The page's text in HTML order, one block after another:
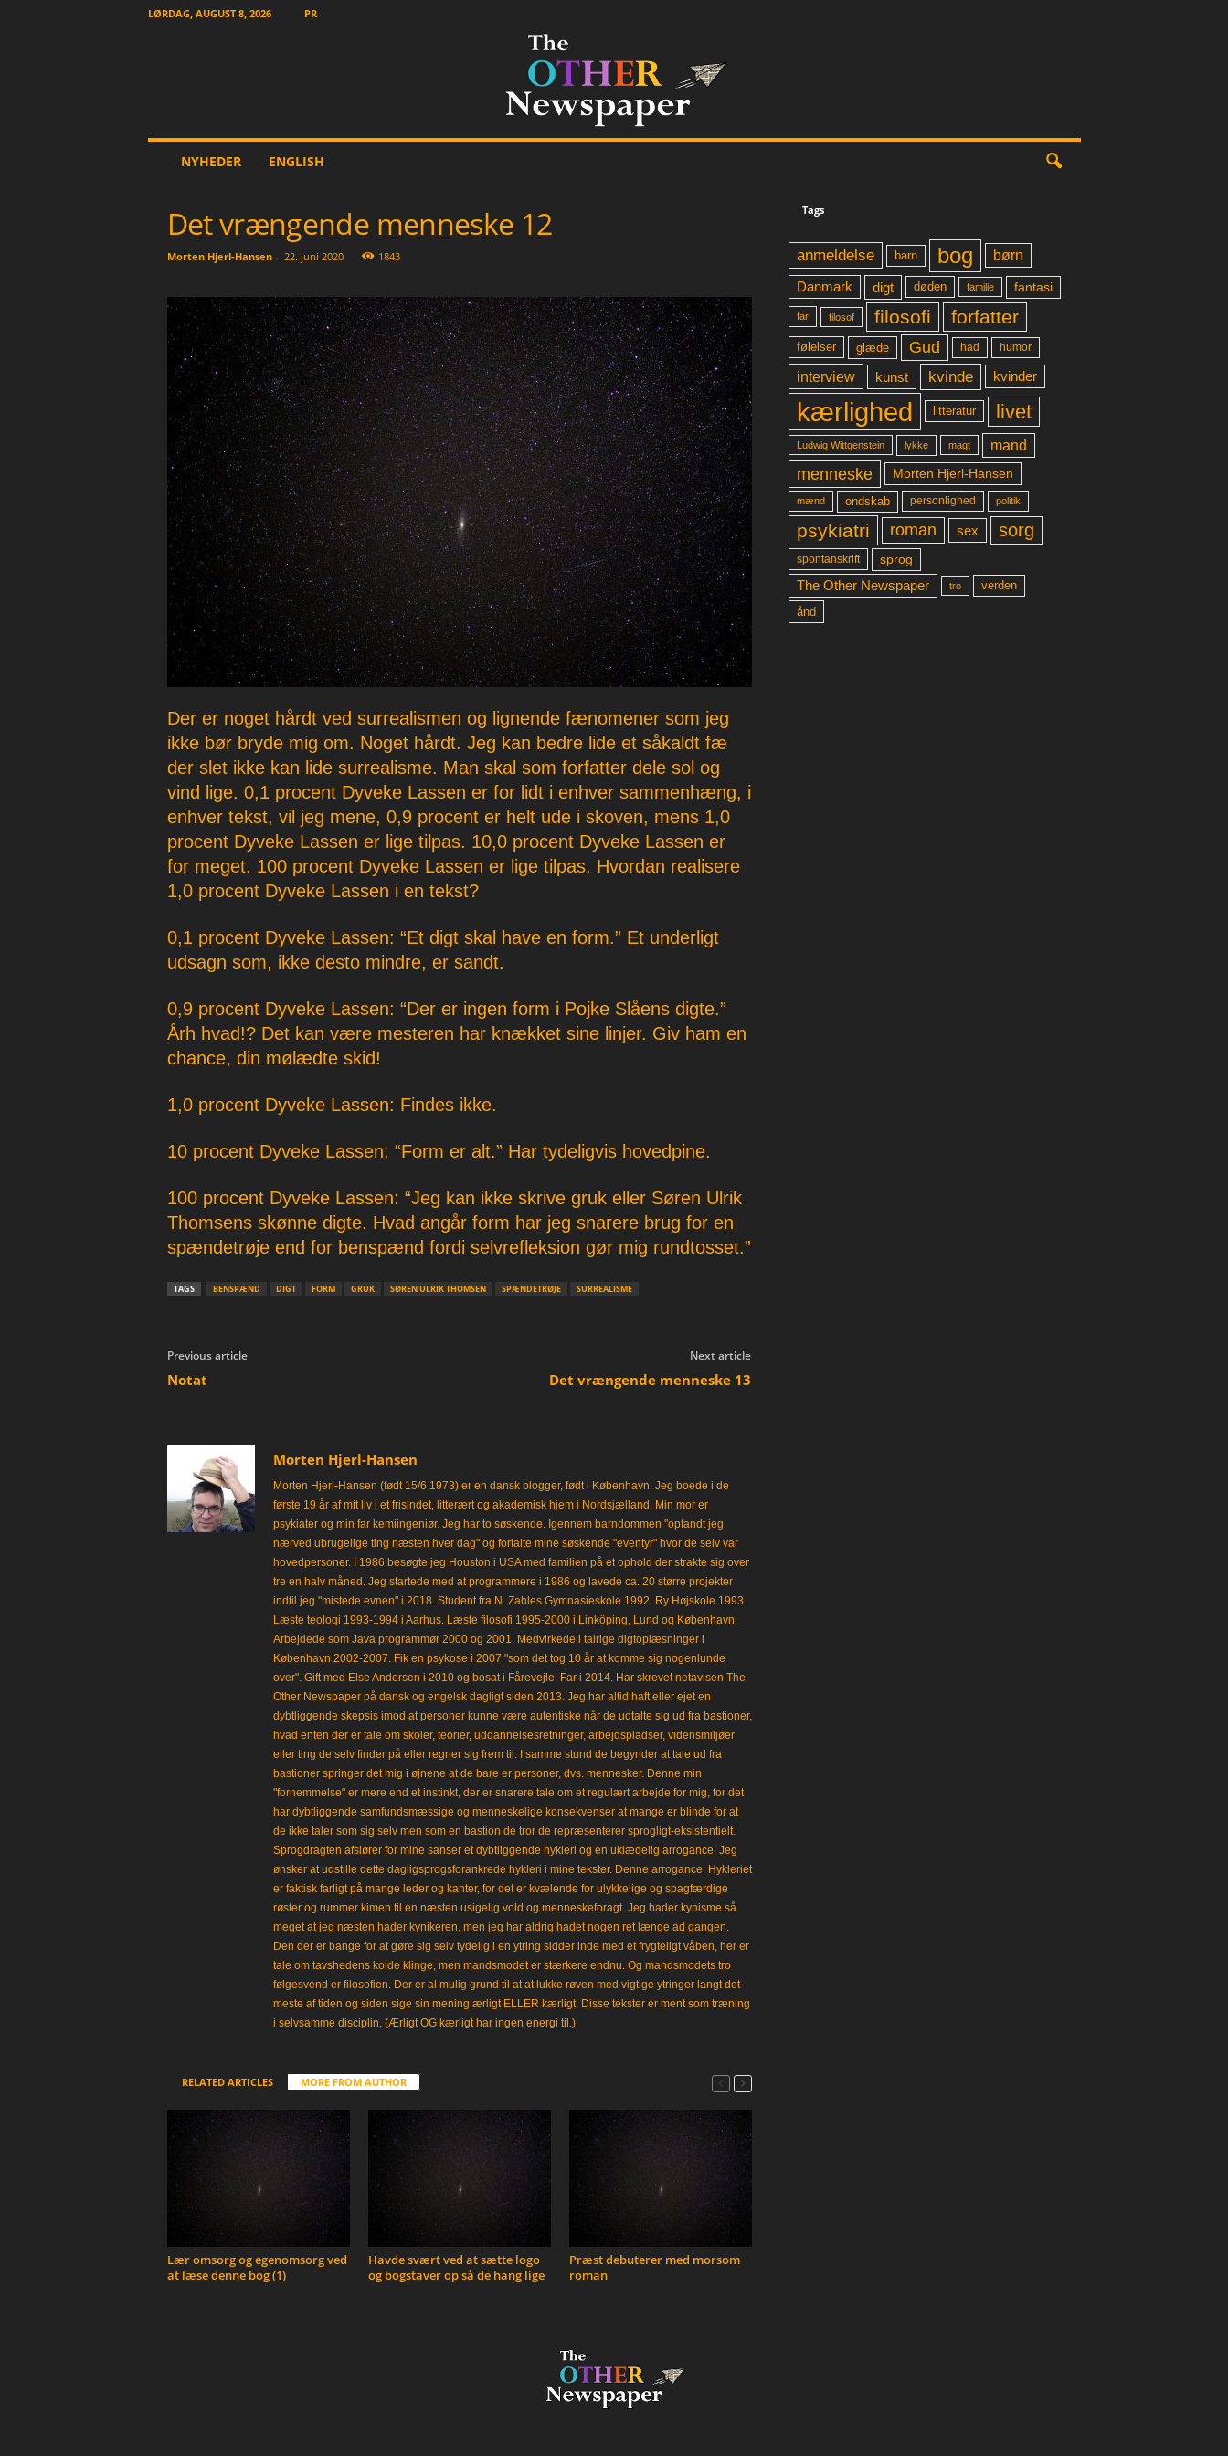
LØRDAG, AUGUST 8, 2026 PR
NYHEDER ENGLISH
Det vrængende menneske 12
Morten Hjerl-Hansen- 22. juni 2020 1843
Der er noget hårdt ved surrealismen og lignende fænomener som jeg
ikke bør bryde mig om. Noget hårdt. Jeg kan bedre lide et såkaldt fæ
der slet ikke kan lide surrealisme. Man skal som forfatter dele sol og
vind lige. 0,1 procent Dyveke Lassen er for lidt i enhver sammenhæng, i
enhver tekst, vil jeg mene, 0,9 procent er helt ude i skoven, mens 1,0
procent Dyveke Lassen er lige tilpas. 10,0 procent Dyveke Lassen er
for meget. 100 procent Dyveke Lassen er lige tilpas. Hvordan realisere
1,0 procent Dyveke Lassen i en tekst?
0,1 procent Dyveke Lassen: “Et digt skal have en form.” Et underligt
udsagn som, ikke desto mindre, er sandt.
0,9 procent Dyveke Lassen: “Der er ingen form i Pojke Slåens digte.”
Årh hvad!? Det kan være mesteren har knækket sine linjer. Giv ham en
chance, din mølædte skid!
1,0 procent Dyveke Lassen: Findes ikke.
10 procent Dyveke Lassen: “Form er alt.” Har tydeligvis hovedpine.
100 procent Dyveke Lassen: “Jeg kan ikke skrive gruk eller Søren Ulrik
Thomsens skønne digte. Hvad angår form har jeg snarere brug for en
spændetrøje end for benspænd fordi selvrefleksion gør mig rundtosset.”
TAGS BENSPÆND DIGT FORM GRUK SØREN ULRIK THOMSEN SPÆNDETRØJE SURREALISME
Previous article
Notat
Next article
Det vrængende menneske 13
Morten Hjerl-Hansen
Morten Hjerl-Hansen (født 15/6 1973) er en dansk blogger, født i København. Jeg boede i de
første 19 år af mit liv i et frisindet, litterært og akademisk hjem i Nordsjælland. Min mor er
psykiater og min far kemiingeniør. Jeg har to søskende. Igennem barndommen "opfandt jeg
nærved ubrugelige ting næsten hver dag" og fortalte mine søskende "eventyr" hvor de selv var
hovedpersoner. I 1986 besøgte jeg Houston i USA med familien på et ophold der strakte sig over
tre en halv måned. Jeg startede med at programmere i 1986 og lavede ca. 20 større projekter
indtil jeg "mistede evnen" i 2018. Student fra N. Zahles Gymnasieskole 1992. Ry Højskole 1993.
Læste teologi 1993-1994 i Aarhus. Læste filosofi 1995-2000 i Linköping, Lund og København.
Arbejdede som Java programmør 2000 og 2001. Medvirkede i talrige digtoplæsninger i
København 2002-2007. Fik en psykose i 2007 "som det tog 10 år at komme sig nogenlunde
over". Gift med Else Andersen i 2010 og bosat i Fårevejle. Far i 2014. Har skrevet netavisen The
Other Newspaper på dansk og engelsk dagligt siden 2013. Jeg har altid haft eller ejet en
dybtliggende skepsis imod at personer kunne være autentiske når de udtalte sig ud fra bastioner,
hvad enten der er tale om skoler, teorier, uddannelsesretninger, arbejdspladser, vidensmiljøer
eller ting de selv finder på eller regner sig frem til. I samme stund de begynder at tale ud fra
bastioner springer det mig i øjnene at de bare er personer, dvs. mennesker. Denne min
"fornemmelse" er mere end et instinkt, der er snarere tale om et regulært arbejde for mig, for det
har dybtliggende samfundsmæssige og menneskelige konsekvenser at mange er blinde for at
de ikke taler som sig selv men som en bastion de tror de repræsenterer sprogligt-eksistentielt.
Sprogdragten afslører for mine sanser et dybtliggende hykleri og en uklædelig arrogance. Jeg
ønsker at udstille dette dagligsprogsforankrede hykleri i mine tekster. Denne arrogance. Hykleriet
er faktisk farligt på mange leder og kanter, for det er kvælende for ulykkelige og spagfærdige
røster og rummer kimen til en næsten usigelig vold og menneskeforagt. Jeg hader kynisme så
meget at jeg næsten hader kynikeren, men jeg har aldrig hadet nogen ret længe ad gangen.
Den der er bange for at gøre sig selv tydelig i en ytring sidder inde med et frygteligt våben, her er
tale om tavshedens kolde klinge, men mandsmodet er stærkere endnu. Og mandsmodets tro
følgesvend er filosofien. Der er al mulig grund til at at lukke røven med vigtige ytringer langt det
meste af tiden og siden sige sin mening ærligt ELLER kærligt. Disse tekster er ment som træning
i selvsamme disciplin. (Ærligt OG kærligt har ingen energi til.)
RELATED ARTICLES MORE FROM AUTHOR
Lær omsorg og egenomsorg ved
at læse denne bog (1)
Havde svært ved at sætte logo
og bogstaver op så de hang lige
Præst debuterer med morsom
roman
Tags
anmeldelse barn bog børn
Danmark digt døden familie fantasi
far filosof filosofi forfatter
følelser glæde Gud had humor
interview kunst kvinde kvinder
kærlighed litteratur livet
Ludwig Wittgenstein lykke magt mand
menneske Morten Hjerl-Hansen
mænd ondskab personlighed politik
psykiatri roman sex sorg
spontanskrift sprog
The Other Newspaper tro verden
ånd